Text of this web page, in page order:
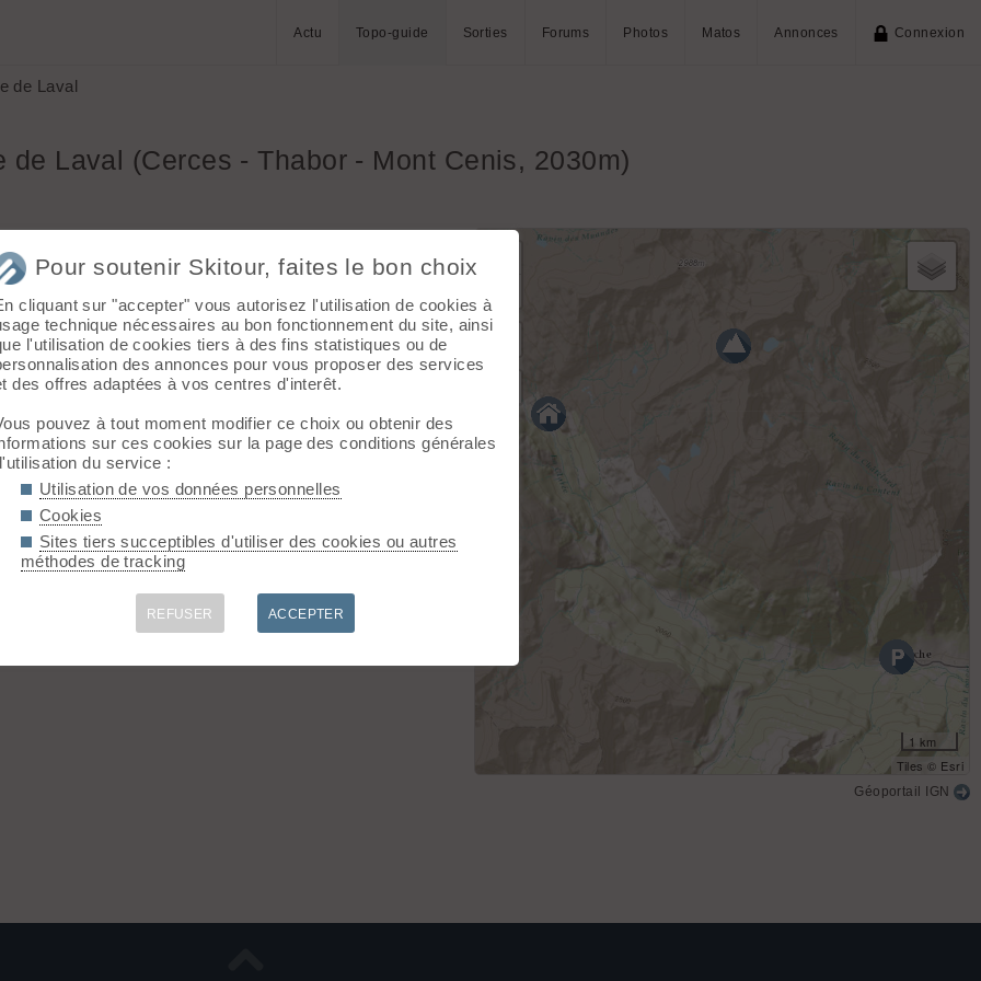
Actu Topo-guide Sorties Forums Photos Matos Annonces Connexion
de Laval
de Laval (Cerces - Thabor - Mont Cenis, 2030m)
Névache (terminus déneigé de la vallée de la Clarée).
accès suivant le déneigement de la route, souvent
/ Ski 3.1)
1 km
Tiles © Esri
Géoportail IGN
Pour soutenir Skitour, faites le bon choix
cliquant sur "accepter" vous autorisez l'utilisation de cookies à
technique nécessaires au bon fonctionnement du site, ainsi
l'utilisation de cookies tiers à des fins statistiques ou de
des annonces pour vous proposer des services
des offres adaptées à vos centres d'interêt.
pouvez à tout moment modifier ce choix ou obtenir des
sur ces cookies sur la page des conditions générales
du service :
Utilisation de vos données personnelles
Cookies
Sites tiers succeptibles d'utiliser des cookies ou autres
méthodes de tracking
REFUSER ACCEPTER